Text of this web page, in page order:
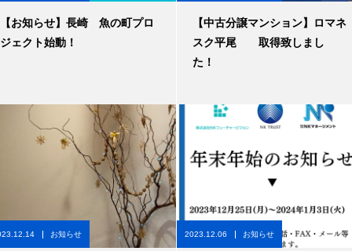
【お知らせ】長崎 魚の町プロ
ジェクト始動！
【中古分譲マンション】ロマネ
スク平尾 取得致しまし
た！
お知らせ 2023.12.06 お知らせ